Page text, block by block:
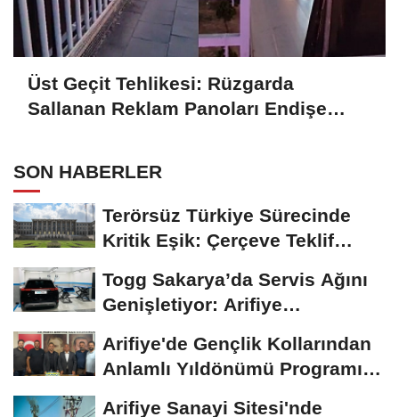
Üst Geçit Tehlikesi: Rüzgarda
Sallanan Reklam Panoları Endişe
SON HABERLER
Terörsüz Türkiye Sürecinde
Kritik Eşik: Çerçeve Teklif
Togg Sakarya’da Servis Ağını
Genişletiyor: Arifiye
Arifiye'de Gençlik Kollarından
Anlamlı Yıldönümü Programı:
Arifiye Sanayi Sitesi'nde